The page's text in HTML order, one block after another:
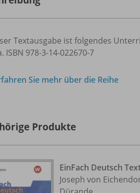
Textausgabe ist folgendes
ISBN 978-3-14-022670-7
Sie mehr über die Reihe
Produkte
EinFach Deutsch
Joseph von